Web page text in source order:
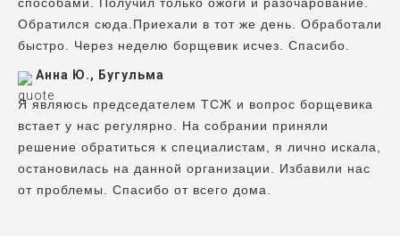
Обратился сюда.Приехали в тот же день. Обработали
быстро. Через неделю борщевик исчез. Спасибо.
Анна Ю., Бугульма
Я являюсь председателем ТСЖ и вопрос борщевика
встает у нас регулярно. На собрании приняли
решение обратиться к специалистам, я лично искала,
остановилась на данной организации. Избавили нас
от проблемы. Спасибо от всего дома.